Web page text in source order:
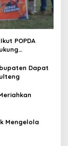
POPDA
Dapat
Mengelola